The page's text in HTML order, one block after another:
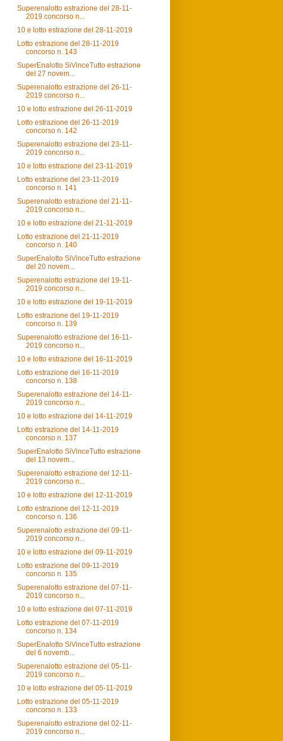
Superenalotto estrazione del 28-11-
2019 concorso n...
10 e lotto estrazione del 28-11-2019
Lotto estrazione del 28-11-2019
concorso n. 143
SuperEnalotto SiVinceTutto estrazione
del 27 novem...
Superenalotto estrazione del 26-11-
2019 concorso n...
10 e lotto estrazione del 26-11-2019
Lotto estrazione del 26-11-2019
concorso n. 142
Superenalotto estrazione del 23-11-
2019 concorso n...
10 e lotto estrazione del 23-11-2019
Lotto estrazione del 23-11-2019
concorso n. 141
Superenalotto estrazione del 21-11-
2019 concorso n...
10 e lotto estrazione del 21-11-2019
Lotto estrazione del 21-11-2019
concorso n. 140
SuperEnalotto SiVinceTutto estrazione
del 20 novem...
Superenalotto estrazione del 19-11-
2019 concorso n...
10 e lotto estrazione del 19-11-2019
Lotto estrazione del 19-11-2019
concorso n. 139
Superenalotto estrazione del 16-11-
2019 concorso n...
10 e lotto estrazione del 16-11-2019
Lotto estrazione del 16-11-2019
concorso n. 138
Superenalotto estrazione del 14-11-
2019 concorso n...
10 e lotto estrazione del 14-11-2019
Lotto estrazione del 14-11-2019
concorso n. 137
SuperEnalotto SiVinceTutto estrazione
del 13 novem...
Superenalotto estrazione del 12-11-
2019 concorso n...
10 e lotto estrazione del 12-11-2019
Lotto estrazione del 12-11-2019
concorso n. 136
Superenalotto estrazione del 09-11-
2019 concorso n...
10 e lotto estrazione del 09-11-2019
Lotto estrazione del 09-11-2019
concorso n. 135
Superenalotto estrazione del 07-11-
2019 concorso n...
10 e lotto estrazione del 07-11-2019
Lotto estrazione del 07-11-2019
concorso n. 134
SuperEnalotto SiVinceTutto estrazione
del 6 novemb...
Superenalotto estrazione del 05-11-
2019 concorso n...
10 e lotto estrazione del 05-11-2019
Lotto estrazione del 05-11-2019
concorso n. 133
Superenalotto estrazione del 02-11-
2019 concorso n...